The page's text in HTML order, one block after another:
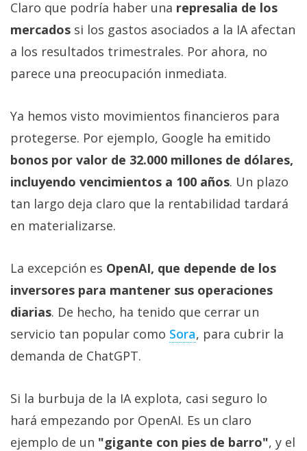
Claro que podría haber una represalia de los
mercados si los gastos asociados a la IA afectan
a los resultados trimestrales. Por ahora, no
parece una preocupación inmediata.
Ya hemos visto movimientos financieros para
protegerse. Por ejemplo, Google ha emitido
bonos por valor de 32.000 millones de dólares,
incluyendo vencimientos a 100 años. Un plazo
tan largo deja claro que la rentabilidad tardará
en materializarse.
La excepción es OpenAI, que depende de los
inversores para mantener sus operaciones
diarias. De hecho, ha tenido que cerrar un
servicio tan popular como Sora‎, para cubrir la
demanda de ChatGPT.
Si la burbuja de la IA explota, casi seguro lo
hará empezando por OpenAI. Es un claro
ejemplo de un "gigante con pies de barro", y el